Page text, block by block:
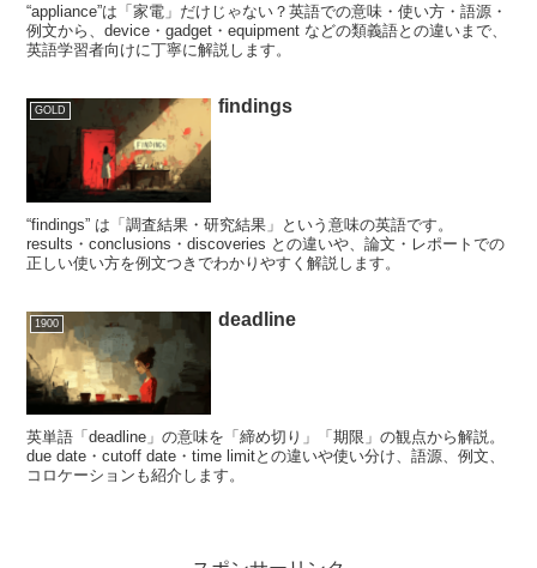
“appliance”は「家電」だけじゃない？英語での意味・使い方・語源・
例文から、device・gadget・equipment などの類義語との違いまで、
英語学習者向けに丁寧に解説します。
GOLD findings
“findings” は「調査結果・研究結果」という意味の英語です。
results・conclusions・discoveries との違いや、論文・レポートでの
正しい使い方を例文つきでわかりやすく解説します。
1900 deadline
英単語「deadline」の意味を「締め切り」「期限」の観点から解説。
due date・cutoff date・time limitとの違いや使い分け、語源、例文、
コロケーションも紹介します。